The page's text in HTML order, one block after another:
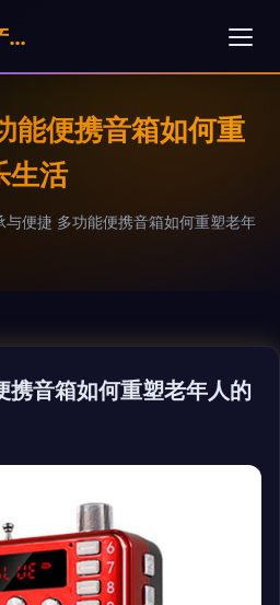
青海大秦健业房地产营销策划有限公司
能便携音箱如何重
生活
与便捷 多功能便携音箱如何重塑老年
携音箱如何重塑老年人的